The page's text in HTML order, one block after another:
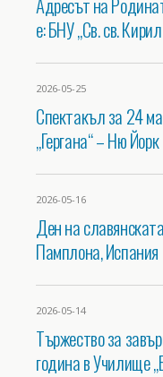
е: БНУ „Св. св.
2026-05-25
Спектакъл за 24
„Гергана“ – Ню Йорк
2026-05-16
Ден на
Памплона, Испания
2026-05-14
Тържество за
година в Училище